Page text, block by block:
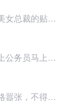
为了男人的承诺，萧晨强势回归，化身美女总裁的贴身保镖，横扫八方之敌，谱写王者传奇！
一个没有人事关系的装卸工，女朋友考上公务员马上抛弃了他，却是没有想到他也考上了公务员，奇迹般成为高官……
身世神秘的刘飞大学毕业之后，由于性格嚣张，不得不一而再再而三的面临着重重危机，受到了来自各方面的全方位打压